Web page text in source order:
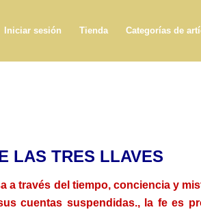
Iniciar sesión Tienda Categorías de
LAS TRES LLAVES
a través del tiempo, conciencia y
cuentas suspendidas., la fe es